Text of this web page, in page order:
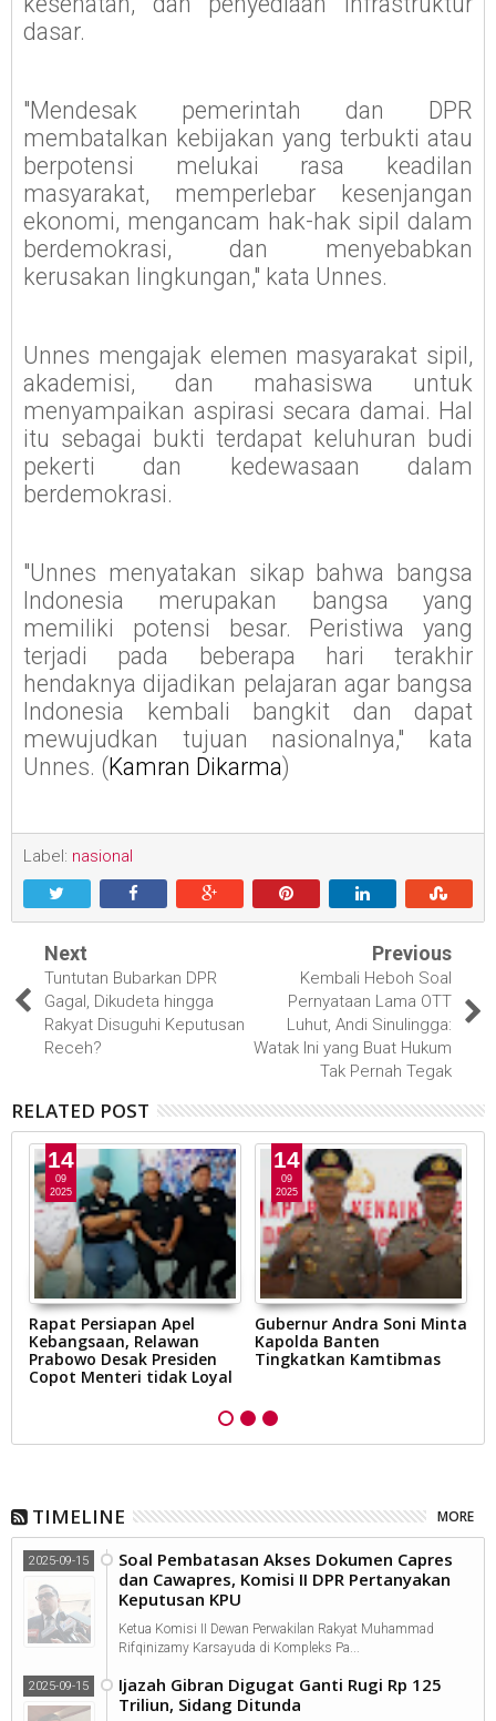
dasar.
"Mendesak pemerintah dan DPR
membatalkan kebijakan yang terbukti atau
berpotensi melukai rasa keadilan
masyarakat, memperlebar kesenjangan
ekonomi, mengancam hak-hak sipil dalam
berdemokrasi, dan menyebabkan
kerusakan lingkungan," kata Unnes.
Unnes mengajak elemen masyarakat sipil,
akademisi, dan mahasiswa untuk
menyampaikan aspirasi secara damai. Hal
itu sebagai bukti terdapat keluhuran budi
pekerti dan kedewasaan dalam
berdemokrasi.
"Unnes menyatakan sikap bahwa bangsa
Indonesia merupakan bangsa yang
memiliki potensi besar. Peristiwa yang
terjadi pada beberapa hari terakhir
hendaknya dijadikan pelajaran agar bangsa
Indonesia kembali bangkit dan dapat
mewujudkan tujuan nasionalnya," kata
Unnes. (Kamran Dikarma)
Label: nasional
Next
Tuntutan Bubarkan DPR
Gagal, Dikudeta hingga
Rakyat Disuguhi Keputusan
Receh?
Previous
Kembali Heboh Soal
Pernyataan Lama OTT
Luhut, Andi Sinulingga:
Watak Ini yang Buat Hukum
Tak Pernah Tegak
RELATED POST
14
09
2025
Rapat Persiapan Apel
Kebangsaan, Relawan
Prabowo Desak Presiden
Copot Menteri tidak Loyal
14
09
2025
Gubernur Andra Soni Minta
Kapolda Banten
Tingkatkan Kamtibmas
TIMELINE MORE
Soal Pembatasan Akses Dokumen Capres
dan Cawapres, Komisi II DPR Pertanyakan
Keputusan KPU
2025-09-15
Ketua Komisi II Dewan Perwakilan Rakyat Muhammad
Rifqinizamy Karsayuda di Kompleks Pa...
Ijazah Gibran Digugat Ganti Rugi Rp 125
Triliun, Sidang Ditunda
2025-09-15